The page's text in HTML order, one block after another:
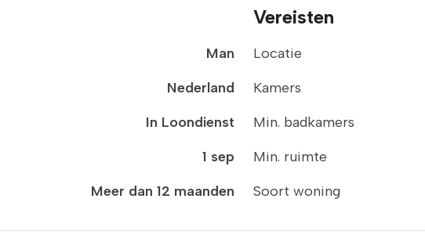
Man
Nederland
In Loondienst
1 sep
Meer dan 12 maanden
Vereisten
Locatie
Kamers
Min. badkamers
Min. ruimte
Soort woning